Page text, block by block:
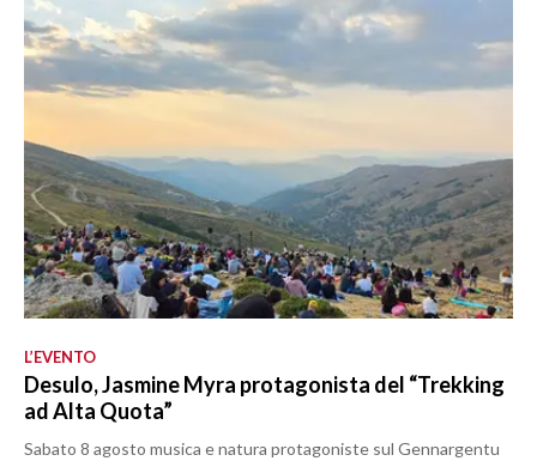
L’EVENTO
Desulo, Jasmine Myra protagonista del “Trekking
ad Alta Quota”
Sabato 8 agosto musica e natura protagoniste sul Gennargentu